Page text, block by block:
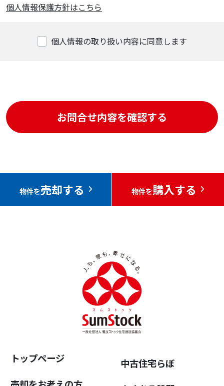
個人情報保護方針はこちら
個人情報の取り扱い内容に同意します
物件を売却する 物件を購入する
トップページ
中古住宅らぼ